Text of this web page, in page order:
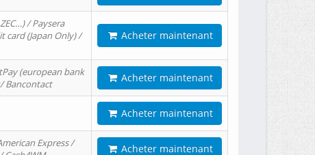
/ Paysera
card (Japan Only) /
Acheter maintenant
(european bank
Bancontact
Acheter maintenant
Acheter maintenant
Express /
Acheter maintenant